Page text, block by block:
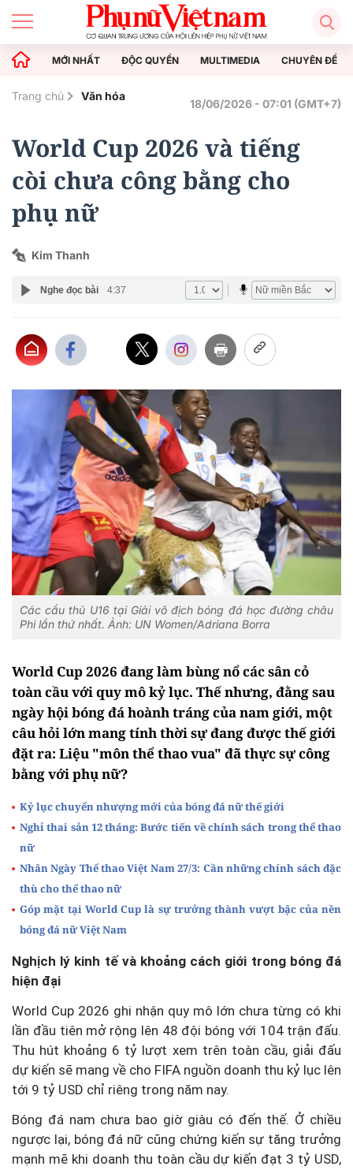
MỚI NHẤT ĐỘC QUYỀN MULTIMEDIA CHUYÊN ĐỀ
Trang chủ Văn hóa
18/06/2026 - 07:01 (GMT+7)
World Cup 2026 và tiếng
còi chưa công bằng cho
phụ nữ
Kim Thanh
Nghe đọc bài 4:37
Các cầu thủ U16 tại Giải vô địch bóng đá học đường châu
Phi lần thứ nhất. Ảnh: UN Women/Adriana Borra
World Cup 2026 đang làm bùng nổ các sân cỏ
toàn cầu với quy mô kỷ lục. Thế nhưng, đằng sau
ngày hội bóng đá hoành tráng của nam giới, một
câu hỏi lớn mang tính thời sự đang được thế giới
đặt ra: Liệu "môn thể thao vua" đã thực sự công
bằng với phụ nữ?
Kỷ lục chuyển nhượng mới của bóng đá nữ thế giới
Nghỉ thai sản 12 tháng: Bước tiến về chính sách trong thể thao
nữ
Nhân Ngày Thể thao Việt Nam 27/3: Cần những chính sách đặc
thù cho thể thao nữ
Góp mặt tại World Cup là sự trưởng thành vượt bậc của nền
bóng đá nữ Việt Nam
Nghịch lý kinh tế và khoảng cách giới trong bóng đá
hiện đại
World Cup 2026 ghi nhận quy mô lớn chưa từng có khi
lần đầu tiên mở rộng lên 48 đội bóng với 104 trận đấu.
Thu hút khoảng 6 tỷ lượt xem trên toàn cầu, giải đấu
dự kiến sẽ mang về cho FIFA nguồn doanh thu kỷ lục lên
tới 9 tỷ USD chỉ riêng trong năm nay.
Bóng đá nam chưa bao giờ giàu có đến thế. Ở chiều
ngược lại, bóng đá nữ cũng chứng kiến sự tăng trưởng
mạnh mẽ khi doanh thu toàn cầu dự kiến đạt 3 tỷ USD,